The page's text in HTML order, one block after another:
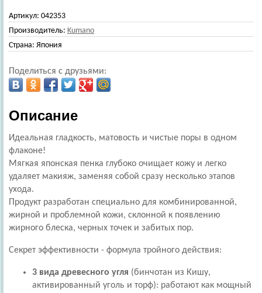
Артикул: 042353
Производитель: Kumano
Страна: Япония
Поделиться с друзьями:
Описание
Идеальная гладкость, матовость и чистые поры в одном
флаконе!
Мягкая японская пенка глубоко очищает кожу и легко
удаляет макияж, заменяя собой сразу несколько этапов
ухода.
Продукт разработан специально для комбинированной,
жирной и проблемной кожи, склонной к появлению
жирного блеска, черных точек и забитых пор.
Секрет эффективности - формула тройного действия:
3 вида древесного угля (бинчотан из Кишу,
активированный уголь и торф): работают как мощный